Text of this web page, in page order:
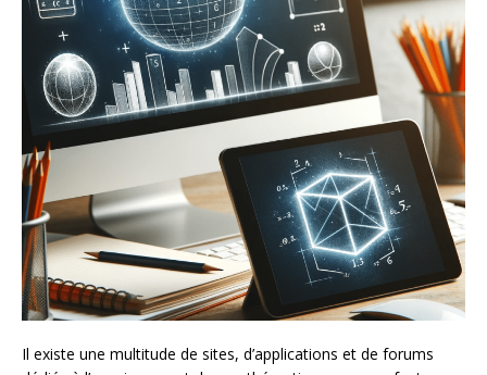
Il existe une multitude de sites, d’applications et de forums